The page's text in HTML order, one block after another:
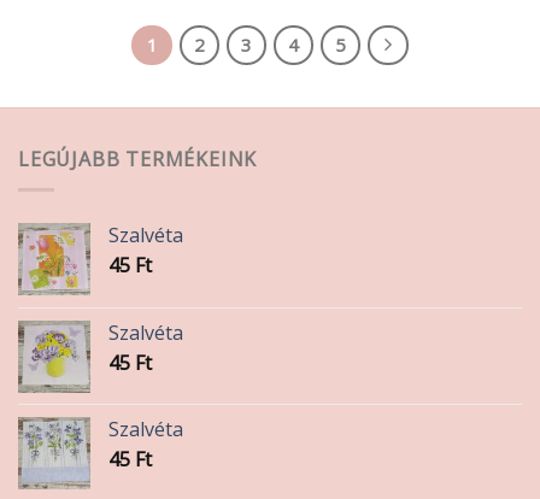
1 2 3 4 5
LEGÚJABB TERMÉKEINK
Szalvéta
45 Ft
Szalvéta
45 Ft
Szalvéta
45 Ft